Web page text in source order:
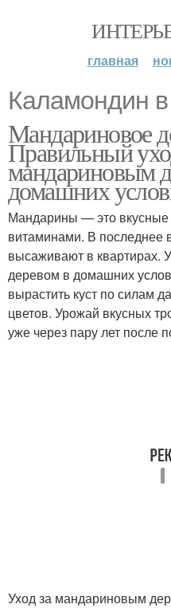
главная
Каламондин в
Мандариновое
Правильный
мандариновым
домашних
Мандарины — это
витаминами. В последнее
высаживают в квартирах.
деревом в домашних
вырастить куст по силам
цветов. Урожай вкусных
уже через пару лет после
Уход за мандариновым